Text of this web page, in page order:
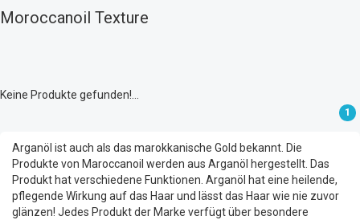
Moroccanoil Texture
Keine Produkte gefunden!...
1
Arganöl ist auch als das marokkanische Gold bekannt. Die
Produkte von Maroccanoil werden aus Arganöl hergestellt. Das
Produkt hat verschiedene Funktionen. Arganöl hat eine heilende,
pflegende Wirkung auf das Haar und lässt das Haar wie nie zuvor
glänzen! Jedes Produkt der Marke verfügt über besondere